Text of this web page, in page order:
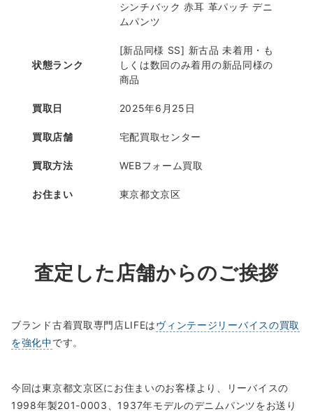
シンチバック 赤耳 革パッチ デニ
ムパンツ
状態ランク
[新品同様 SS] 新古品 未着用・も
しくは数回のみ着用の新品同様の
商品
買取日 2025年6月25日
買取店舗 宅配買取センター
買取方法 WEBフォーム買取
お住まい 東京都文京区
査定した店舗からのご挨拶
ブランド古着買取専門店LIFEはヴィンテージリーバイスの買取
を強化中です。
今回は東京都文京区にお住まいのお客様より、リーバイスの
1998年製201-0003、1937年モデルのデニムパンツをお送り